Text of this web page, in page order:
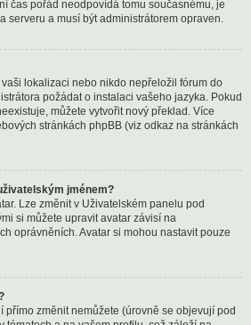
čas pořád neodpovídá tomu současnému, je
serveru a musí být administrátorem opraven.
lokalizaci nebo nikdo nepřeložil fórum do
požádat o instalaci vašeho jazyka. Pokud
můžete vytvořit nový překlad. Více
stránkách phpBB (viz odkaz na stránkách
jménem?
Lze změnit v Uživatelském panelu pod
si můžete upravit avatar závisí na
oprávněních. Avatar si mohou nastavit pouze
přímo změnit nemůžete (úrovně se objevují pod